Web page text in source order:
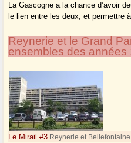
La Gascogne a la chance d’avoir
le lien entre les deux, et permettre
Reynerie et le Grand
ensembles des années
Le Mirail #3 Reynerie et